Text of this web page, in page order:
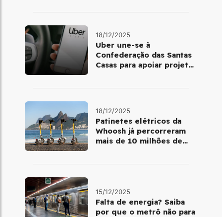
18/12/2025
Uber une-se à
Confederação das Santas
Casas para apoiar projetos
18/12/2025
Patinetes elétricos da
Whoosh já percorreram
mais de 10 milhões de
15/12/2025
Falta de energia? Saiba
por que o metrô não para